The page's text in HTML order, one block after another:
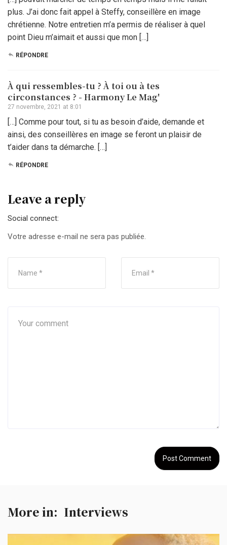
plus. J’ai donc fait appel à Steffy, conseillère en image
chrétienne. Notre entretien m’a permis de réaliser à quel
point Dieu m’aimait et aussi que mon […]
RÉPONDRE
À qui ressembles-tu ? À toi ou à tes
circonstances ? - Harmony Le Mag'
27 novembre, 2021 at 8:01
[…] Comme pour tout, si tu as besoin d’aide, demande et
ainsi, des conseillères en image se feront un plaisir de
t’aider dans ta démarche. […]
RÉPONDRE
Leave a reply
Social connect:
Votre adresse e-mail ne sera pas publiée.
More in: Interviews